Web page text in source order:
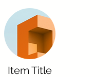
Item Title